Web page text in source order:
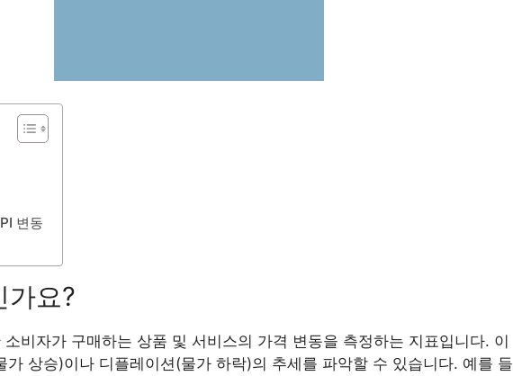
변동
가요?
비자가 구매하는 상품 및 서비스의 가격 변동을 측정하는 지표입니다. 이
가 상승)이나 디플레이션(물가 하락)의 추세를 파악할 수 있습니다. 예를 들